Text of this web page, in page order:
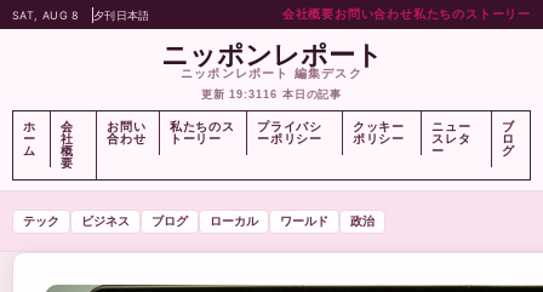
SAT, AUG 8 夕刊日本語 会社概要お問い合わせ私たちのストーリー
ニッポンレポート
ニッポンレポート 編集デスク
更新 19:3116 本日の記事
ホ
ー
ム
会
社
概
要
お問い
合わせ
私たちのス
トーリー
プライバシ
ーポリシー
クッキー
ポリシー
ニュー
スレタ
ー
ブ
ロ
グ
テック ビジネス ブログ ローカル ワールド 政治